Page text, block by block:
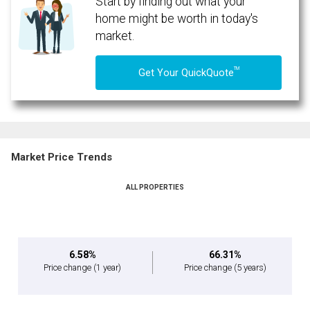
By clicking the submit button you are agreeing to our terms of use and giving us
home might be worth in today's
market.
Get Your QuickQuoteTM
Market Price Trends
ALL PROPERTIES
6.58%
Price change (1 year)
66.31%
Price change (5 years)